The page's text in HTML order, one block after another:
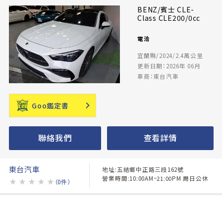
BENZ/賓士 CLE-
Class CLE200/0cc
電洽
宜蘭縣/2024/2.4萬公里
更新日期：2026年 06月
車商：東台汽車
Goo鑑定書
聯絡我們 查看詳情
東台汽車
★ ★ ★ ★ ★ （0件）
地址:五結鄉中正路三段162號
營業時間:10:00AM~21:00PM 周日公休